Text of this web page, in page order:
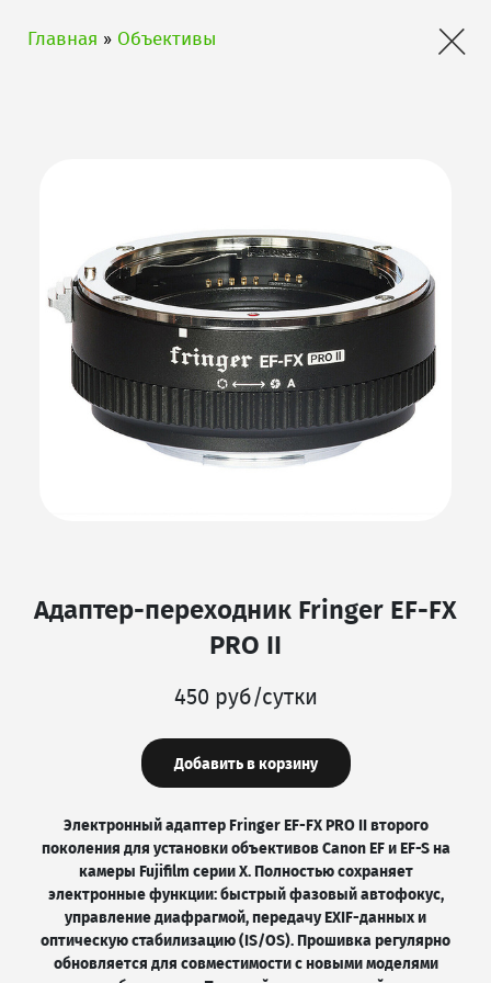
Главная » Объективы ×
Адаптер-переходник Fringer EF-FX
PRO II
450 руб/сутки
Добавить в корзину
Электронный адаптер Fringer EF-FX PRO II второго
поколения для установки объективов Canon EF и EF-S на
камеры Fujifilm серии X. Полностью сохраняет
электронные функции: быстрый фазовый автофокус,
управление диафрагмой, передачу EXIF-данных и
оптическую стабилизацию (IS/OS). Прошивка регулярно
обновляется для совместимости с новыми моделями